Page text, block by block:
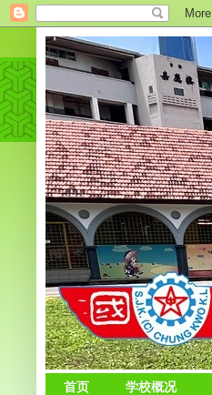
首页 学校概况